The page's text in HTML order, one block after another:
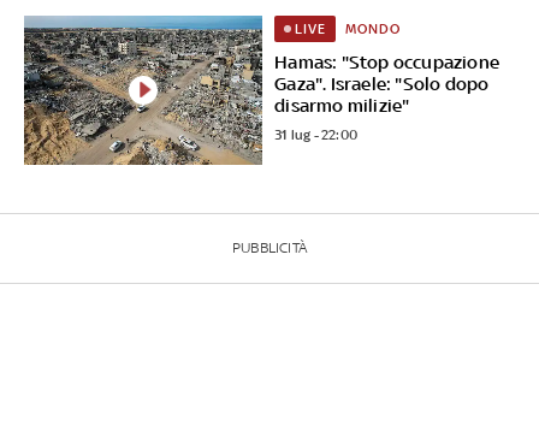
Hamas: "Stop occupazione
Gaza". Israele: "Solo dopo
disarmo milizie"
LIVE MONDO
31 lug - 22:00
PUBBLICITÀ